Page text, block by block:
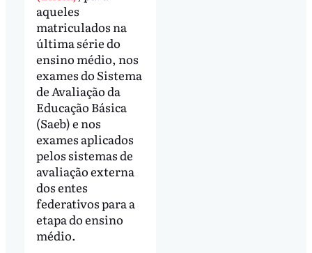
aqueles
matriculados na
última série do
ensino médio, nos
exames do Sistema
de Avaliação da
Educação Básica
(Saeb) e nos
exames aplicados
pelos sistemas de
avaliação externa
dos entes
federativos para a
etapa do ensino
médio.